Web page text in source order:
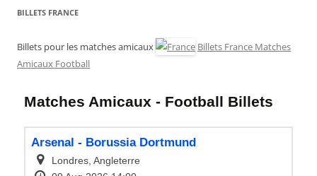
BILLETS FRANCE
Billets pour les matches amicaux
Billets France Matches
Amicaux Football